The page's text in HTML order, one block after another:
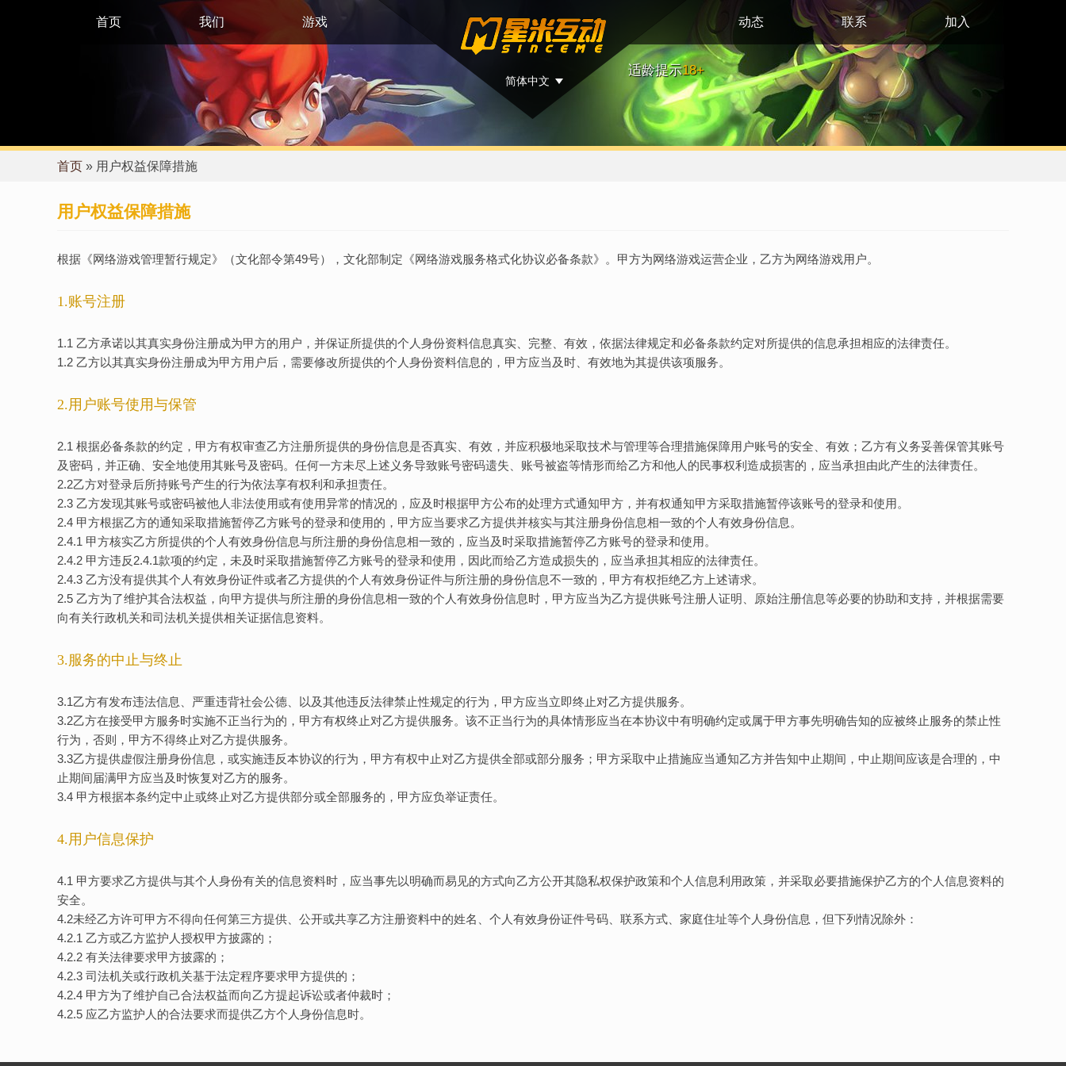
简体中文
首页 我们 游戏 加入
联系
动态
适龄提示18+
首页 » 用户权益保障措施
用户权益保障措施
根据《网络游戏管理暂行规定》（文化部令第49号），文化部制定《网络游戏服务格式化协议必备条款》。甲方为网络游戏运营企业，乙方为网络游戏用户。
1.账号注册
1.1 乙方承诺以其真实身份注册成为甲方的用户，并保证所提供的个人身份资料信息真实、完整、有效，依据法律规定和必备条款约定对所提供的信息承担相应的法律责任。
1.2 乙方以其真实身份注册成为甲方用户后，需要修改所提供的个人身份资料信息的，甲方应当及时、有效地为其提供该项服务。
2.用户账号使用与保管
2.1 根据必备条款的约定，甲方有权审查乙方注册所提供的身份信息是否真实、有效，并应积极地采取技术与管理等合理措施保障用户账号的安全、有效；乙方有义务妥善保管其账号
及密码，并正确、安全地使用其账号及密码。任何一方未尽上述义务导致账号密码遗失、账号被盗等情形而给乙方和他人的民事权利造成损害的，应当承担由此产生的法律责任。
2.2乙方对登录后所持账号产生的行为依法享有权利和承担责任。
2.3 乙方发现其账号或密码被他人非法使用或有使用异常的情况的，应及时根据甲方公布的处理方式通知甲方，并有权通知甲方采取措施暂停该账号的登录和使用。
2.4 甲方根据乙方的通知采取措施暂停乙方账号的登录和使用的，甲方应当要求乙方提供并核实与其注册身份信息相一致的个人有效身份信息。
2.4.1 甲方核实乙方所提供的个人有效身份信息与所注册的身份信息相一致的，应当及时采取措施暂停乙方账号的登录和使用。
2.4.2 甲方违反2.4.1款项的约定，未及时采取措施暂停乙方账号的登录和使用，因此而给乙方造成损失的，应当承担其相应的法律责任。
2.4.3 乙方没有提供其个人有效身份证件或者乙方提供的个人有效身份证件与所注册的身份信息不一致的，甲方有权拒绝乙方上述请求。
2.5 乙方为了维护其合法权益，向甲方提供与所注册的身份信息相一致的个人有效身份信息时，甲方应当为乙方提供账号注册人证明、原始注册信息等必要的协助和支持，并根据需要
向有关行政机关和司法机关提供相关证据信息资料。
3.服务的中止与终止
3.1乙方有发布违法信息、严重违背社会公德、以及其他违反法律禁止性规定的行为，甲方应当立即终止对乙方提供服务。
3.2乙方在接受甲方服务时实施不正当行为的，甲方有权终止对乙方提供服务。该不正当行为的具体情形应当在本协议中有明确约定或属于甲方事先明确告知的应被终止服务的禁止性
行为，否则，甲方不得终止对乙方提供服务。
3.3乙方提供虚假注册身份信息，或实施违反本协议的行为，甲方有权中止对乙方提供全部或部分服务；甲方采取中止措施应当通知乙方并告知中止期间，中止期间应该是合理的，中
止期间届满甲方应当及时恢复对乙方的服务。
3.4 甲方根据本条约定中止或终止对乙方提供部分或全部服务的，甲方应负举证责任。
4.用户信息保护
4.1 甲方要求乙方提供与其个人身份有关的信息资料时，应当事先以明确而易见的方式向乙方公开其隐私权保护政策和个人信息利用政策，并采取必要措施保护乙方的个人信息资料的
安全。
4.2未经乙方许可甲方不得向任何第三方提供、公开或共享乙方注册资料中的姓名、个人有效身份证件号码、联系方式、家庭住址等个人身份信息，但下列情况除外：
4.2.1 乙方或乙方监护人授权甲方披露的；
4.2.2 有关法律要求甲方披露的；
4.2.3 司法机关或行政机关基于法定程序要求甲方提供的；
4.2.4 甲方为了维护自己合法权益而向乙方提起诉讼或者仲裁时；
4.2.5 应乙方监护人的合法要求而提供乙方个人身份信息时。